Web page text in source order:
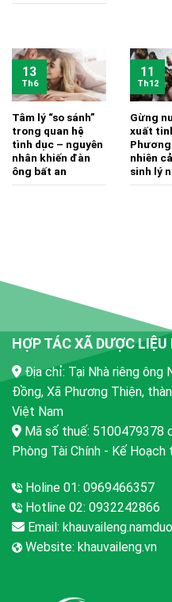
Tâm lý “so sánh”
trong quan hệ
tình dục – nguyên
nhân khiến đàn
ông bất an
13
Th6
Gừng
xuất
nhiên
sinh lý
11
Th12
HỢP TÁC XÃ DƯỢC
Địa chỉ: Tại Nhà riêng ông
Đồng, Xã Phương Thiện,
Việt Nam
Mã số thuế:
Phòng Tài Chính - Kế Hoạch
Holine 01: 0969466357
Hotline 02: 0932242866
Email:
Website: khauvaileng.vn